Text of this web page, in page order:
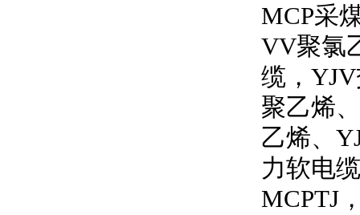
MCP采
VV聚氯
缆， YJV
聚乙烯、
乙烯、
力软电
MCPTJ